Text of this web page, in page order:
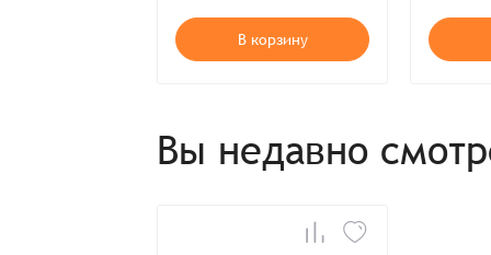
В корзину
Вы недавно